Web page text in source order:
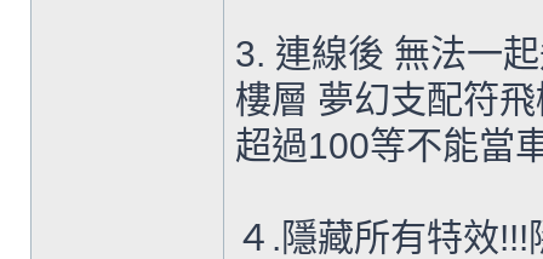
3. 連線後 無法一
樓層 夢幻支配符
超過100等不能當
４.隱藏所有特效